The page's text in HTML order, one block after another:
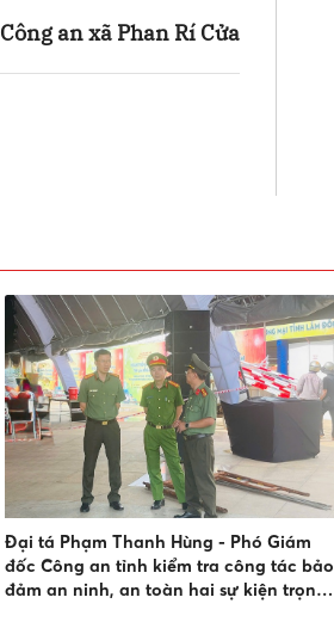
Công an xã Phan Rí Cửa
Đại tá Phạm Thanh Hùng - Phó Giám
đốc Công an tỉnh kiểm tra công tác bảo
đảm an ninh, an toàn hai sự kiện trọng